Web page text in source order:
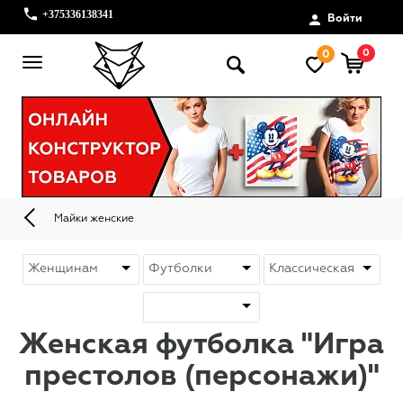
+375336138341 Войти
0 0
Майки женские
Женская футболка "Игра
престолов (персонажи)"